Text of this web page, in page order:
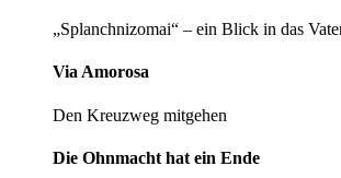
„Splanchnizomai“ – ein Blick in das
Via Amorosa
Den Kreuzweg mitgehen
Die Ohnmacht hat ein Ende